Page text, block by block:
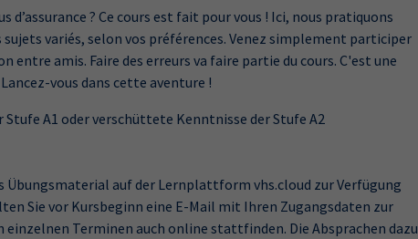
d’assurance ? Ce cours est fait pour vous ! Ici, nous pratiquons
variés, selon vos préférences. Venez simplement participer
entre amis. Faire des erreurs va faire partie du cours. C'est une
vous dans cette aventure !
A1 oder verschüttete Kenntnisse der Stufe A2
Übungsmaterial auf der Lernplattform vhs.cloud zur Verfügung
Sie vor Kursbeginn eine E-Mail mit Ihren Zugangsdaten zur
einzelnen Terminen auch online stattfinden. Die Absprachen dazu